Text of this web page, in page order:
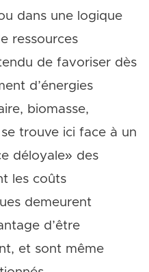
dans une logique
ressources
de favoriser dès
d’énergies
biomasse,
trouve ici face à un
déloyale» des
les coûts
demeurent
d’être
et sont même